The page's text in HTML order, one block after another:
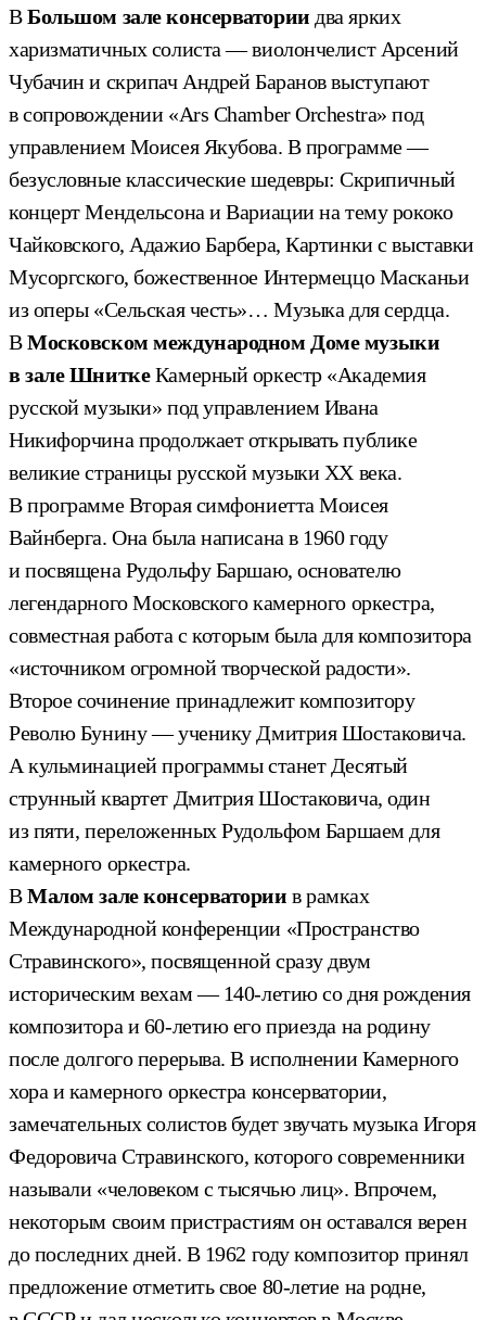
ВБольшом зале консерватории два ярких
харизматичных солиста — виолончелист Арсений
Чубачин и скрипач Андрей Баранов выступают
в сопровождении «Ars Chamber Orchestra» под
управлением Моисея Якубова. В программе —
безусловные классические шедевры: Скрипичный
концерт Мендельсона и Вариации на тему рококо
Чайковского, Адажио Барбера, Картинки с выставки
Мусоргского, божественное Интермеццо Масканьи
из оперы «Сельская честь»… Музыка для сердца.
ВМосковском международном Доме музыки
в зале ШниткеКамерный оркестр «Академия
русской музыки» под управлением Ивана
Никифорчина продолжает открывать публике
великие страницы русской музыки ХХ века.
В программе Вторая симфониетта Моисея
Вайнберга. Она была написана в 1960 году
и посвящена Рудольфу Баршаю, основателю
легендарного Московского камерного оркестра,
совместная работа с которым была для композитора
«источником огромной творческой радости».
Второе сочинение принадлежит композитору
Револю Бунину — ученику Дмитрия Шостаковича.
А кульминацией программы станет Десятый
струнный квартет Дмитрия Шостаковича, один
из пяти, переложенных Рудольфом Баршаем для
камерного оркестра.
ВМалом зале консерватории в рамках
Международной конференции «Пространство
Стравинского», посвященной сразу двум
историческим вехам — 140-летию со дня рождения
композитора и 60-летию его приезда на родину
после долгого перерыва. В исполнении Камерного
хора и камерного оркестра консерватории,
замечательных солистов будет звучать музыка Игоря
Федоровича Стравинского, которого современники
называли «человеком с тысячью лиц». Впрочем,
некоторым своим пристрастиям он оставался верен
до последних дней. В 1962 году композитор принял
предложение отметить свое 80-летие на родне,